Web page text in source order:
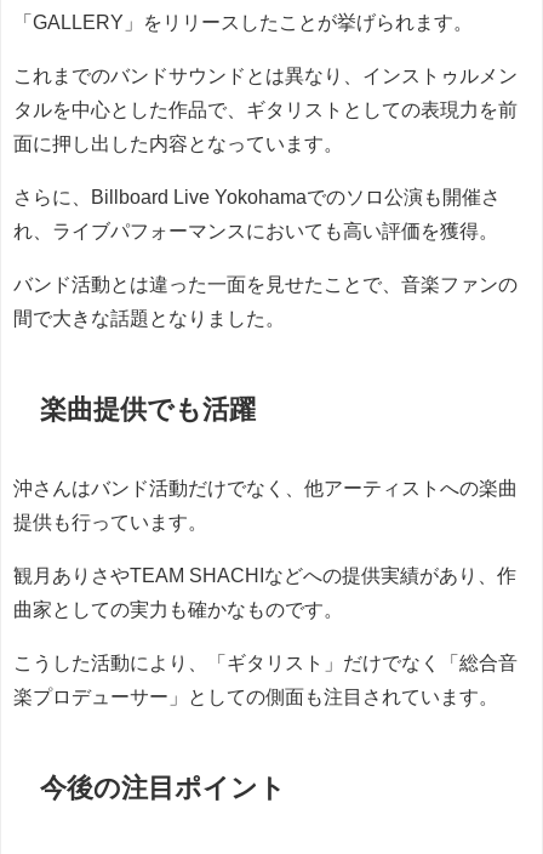
「GALLERY」をリリースしたことが挙げられます。
これまでのバンドサウンドとは異なり、インストゥルメン
タルを中心とした作品で、ギタリストとしての表現力を前
面に押し出した内容となっています。
さらに、Billboard Live Yokohamaでのソロ公演も開催さ
れ、ライブパフォーマンスにおいても高い評価を獲得。
バンド活動とは違った一面を見せたことで、音楽ファンの
間で大きな話題となりました。
楽曲提供でも活躍
沖さんはバンド活動だけでなく、他アーティストへの楽曲
提供も行っています。
観月ありさやTEAM SHACHIなどへの提供実績があり、作
曲家としての実力も確かなものです。
こうした活動により、「ギタリスト」だけでなく「総合音
楽プロデューサー」としての側面も注目されています。
今後の注目ポイント